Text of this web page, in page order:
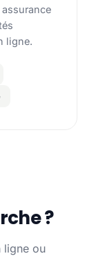
ligne.
?
ligne ou